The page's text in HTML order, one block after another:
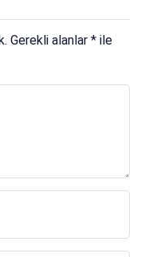
Gerekli alanlar * ile